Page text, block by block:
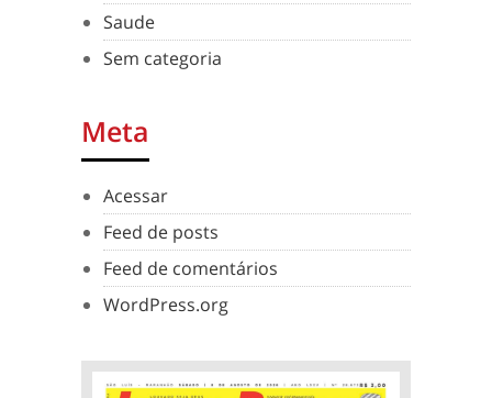
Saude
Sem categoria
Meta
Acessar
Feed de posts
Feed de comentários
WordPress.org